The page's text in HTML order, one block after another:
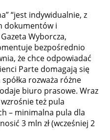
“jest indywidualnie, z
dokumentów i
Wyborcza,
bezpośrednio
że chce odpowiadać
Parte domagają się
rozważa różne
biuro prasowe. Wraz
też pula
– minimalna pula dla
3 mln zł (wcześniej 2